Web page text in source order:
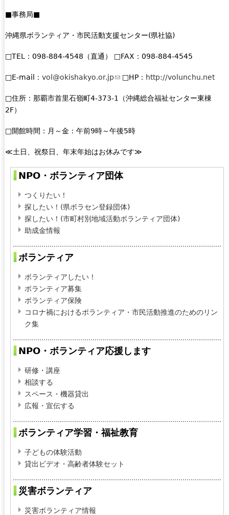
a
■事務局■
沖縄県ボランティア・市民活動支援センター(県社協)
□TEL：098-884-4548（直通） □FAX：098-884-4545
□E-mail： vol@okishakyo.or.jp(
i
e
d
s
-
m
□HP： http://volunchu.net
□住所：那覇市首里石嶺町4-373-1（沖縄総合福祉センター東棟
2F）
□開館時間：月～金：午前9時～午後5時
≪土日、祝祭日、年末年始はお休みです≫
NPO・ボランティア団体
つくりたい！
探したい！(県ボラセン登録団体)
探したい！(市町村別地域活動ボランティア団体)
助成金情報
ボランティア
ボランティアしたい！
ボランティア募集
ボランティア保険
コロナ禍におけるボランティア・市民活動推進のためのリン
ク集
NPO・ボランティア応援します
研修・講座
相談する
スペース・機器貸出
広報・宣伝する
ボランティア学習・福祉教育
子どもの体験活動
貸出ビデオ・高齢者体験セット
災害ボランティア
災害ボランティア情報